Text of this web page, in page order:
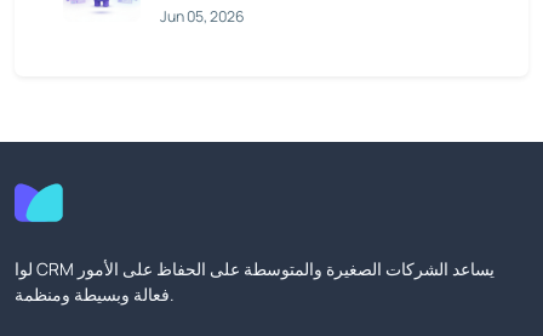
Jun 05, 2026
لوا CRM يساعد الشركات الصغيرة والمتوسطة على الحفاظ على الأمور
فعالة وبسيطة ومنظمة.